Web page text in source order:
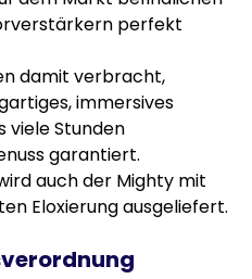
perfekt
damit verbracht,
immersives
viele Stunden
garantiert.
auch der Mighty mit
Eloxierung ausgeliefert.